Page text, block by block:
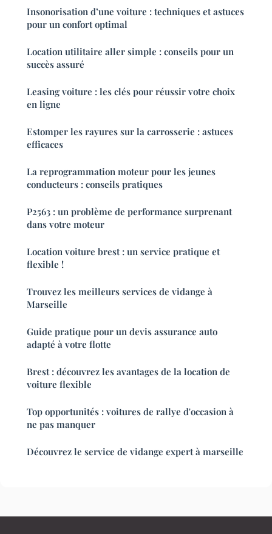
Insonorisation d’une voiture : techniques et astuces
pour un confort optimal
Location utilitaire aller simple : conseils pour un
succès assuré
Leasing voiture : les clés pour réussir votre choix
en ligne
Estomper les rayures sur la carrosserie : astuces
efficaces
La reprogrammation moteur pour les jeunes
conducteurs : conseils pratiques
P2563 : un problème de performance surprenant
dans votre moteur
Location voiture brest : un service pratique et
flexible !
Trouvez les meilleurs services de vidange à
Marseille
Guide pratique pour un devis assurance auto
adapté à votre flotte
Brest : découvrez les avantages de la location de
voiture flexible
Top opportunités : voitures de rallye d'occasion à
ne pas manquer
Découvrez le service de vidange expert à marseille